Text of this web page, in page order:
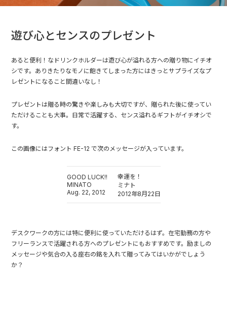
遊び心とセンスのプレゼント
あると便利！なドリンクホルダーは遊び心が溢れる方への贈り物にイチオ
シです。ありきたりなモノに飽きてしまった方にはきっとサプライズなプ
レゼントになること間違いなし！
プレゼントは贈る時の驚きや楽しみも大切ですが、贈られた後に使ってい
ただけることも大事。日常で活躍する、センス溢れるギフトがイチオシで
す。
この画像にはフォント FE-12 で次のメッセージが入っています。
GOOD LUCK!!
MINATO
Aug. 22, 2012
幸運を！
ミナト
2012年8月22日
デスクワークの方には特に便利に使っていただけるはず。在宅勤務の方や
フリーランスで活躍される方へのプレゼントにもおすすめです。励ましの
メッセージや気合の入る座右の銘を入れて贈ってみてはいかがでしょう
か？